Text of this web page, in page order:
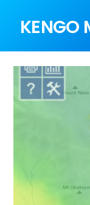
KENGO